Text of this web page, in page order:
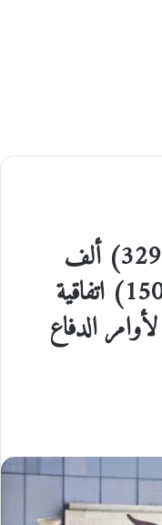
الضمان: (362) مليون و (329) ألف
دينار المبلغ الإجمالي لــ (15047) اتفاقية
الدفاع